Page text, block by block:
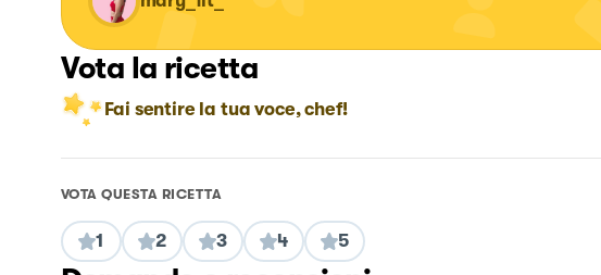
Vota la ricetta
Fai sentire la tua voce, chef!
VOTA QUESTA RICETTA
1 2 3 4 5